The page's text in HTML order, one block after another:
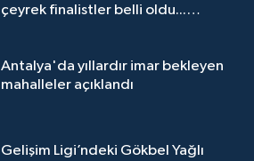
çeyrek finalistler belli oldu...
Antalya'da yıllardır imar bekleyen
mahalleler açıklandı
Gelişim Ligi’ndeki Gökbel Yağlı